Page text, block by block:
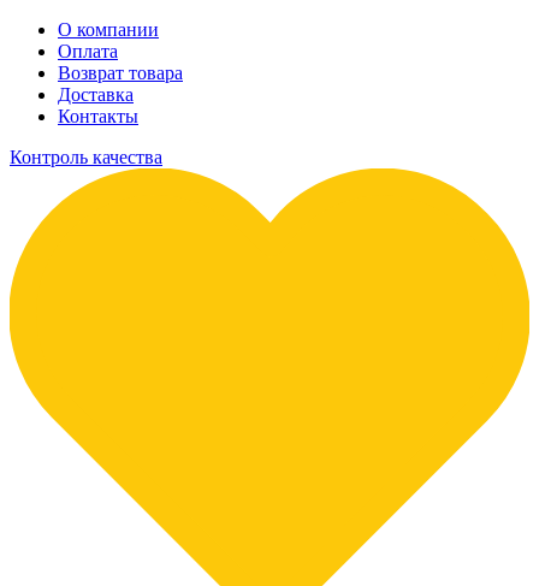
О компании
Оплата
Возврат товара
Доставка
Контакты
Контроль качества